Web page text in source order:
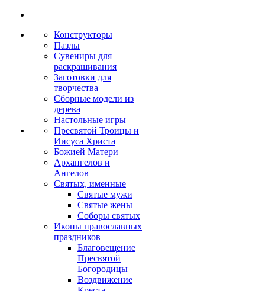
Конструкторы
Пазлы
Сувениры для
раскрашивания
Заготовки для
творчества
Сборные модели из
дерева
Настольные игры
Пресвятой Троицы и
Иисуса Христа
Божией Матери
Архангелов и
Ангелов
Святых, именные
Святые мужи
Святые жены
Соборы святых
Иконы православных
праздников
Благовещение
Пресвятой
Богородицы
Воздвижение